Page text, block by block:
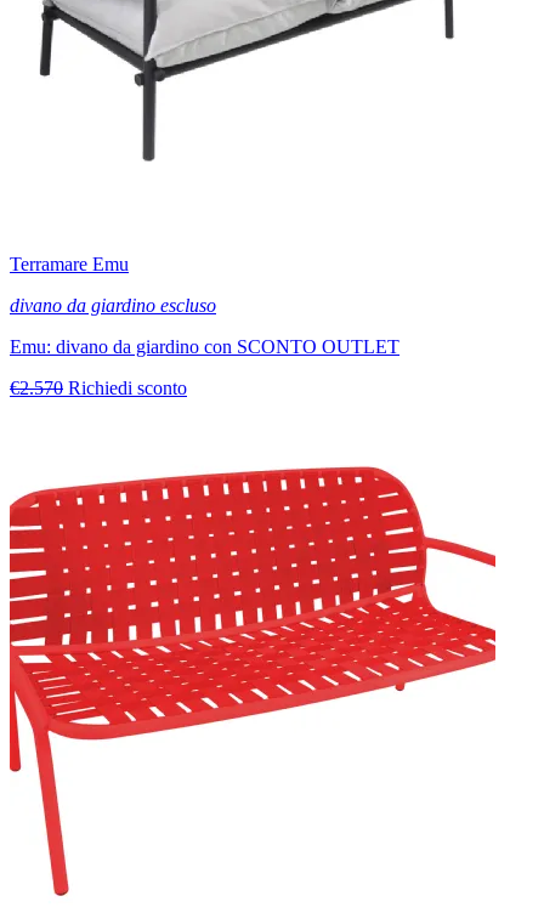
Terramare Emu
divano da giardino escluso
Emu: divano da giardino con SCONTO OUTLET
€2.570 Richiedi sconto